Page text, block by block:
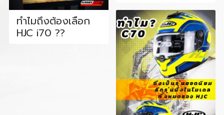
ทำไมถึงต้องเลือก
HJC i70 ??